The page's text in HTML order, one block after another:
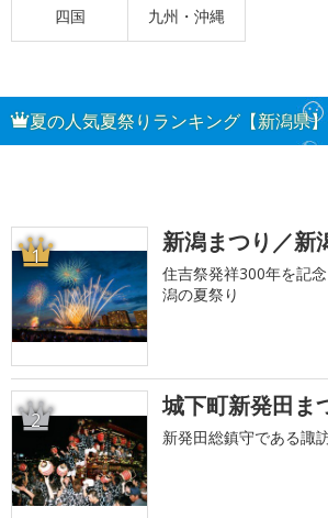
四国 九州・沖縄
夏の人気夏祭りランキング【新潟県】
1 新潟まつり／新
住吉祭発祥300年を記
潟の夏祭り
2 城下町新発田ま
新発田総鎮守である諏